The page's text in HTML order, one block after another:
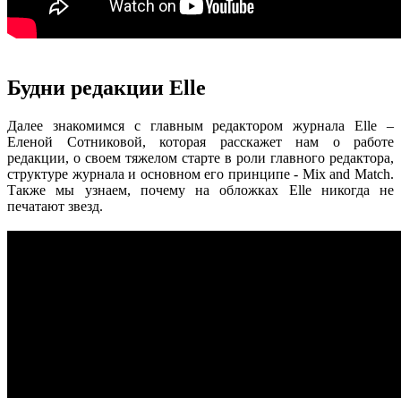
Будни редакции Elle
Далее знакомимся с главным редактором журнала Elle –
Еленой Сотниковой, которая расскажет нам о работе
редакции, о своем тяжелом старте в роли главного редактора,
структуре журнала и основном его принципе - Mix and Match.
Также мы узнаем, почему на обложках Elle никогда не
печатают звезд.